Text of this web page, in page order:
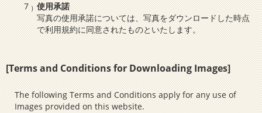
使用承諾
写真の使用承諾については、写真をダウンロードした時点
で利用規約に同意されたものといたします。
[Terms and Conditions for Downloading Images]
The following Terms and Conditions apply for any use of
Images provided on this website.